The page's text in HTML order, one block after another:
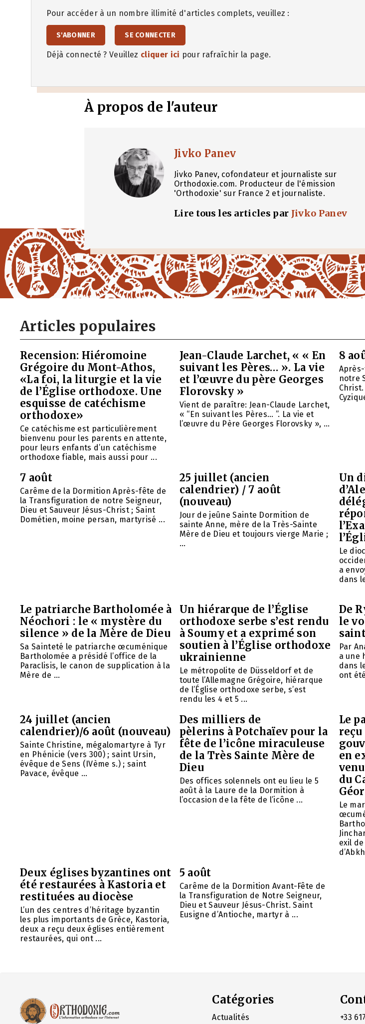
Pour accéder à un nombre illimité d'articles complets, veuillez :
S'ABONNER SE CONNECTER
Déjà connecté ? Veuillez cliquer ici pour rafraîchir la page.
À propos de l'auteur
Jivko Panev
Jivko Panev, cofondateur et journaliste sur
Orthodoxie.com. Producteur de l'émission
'Orthodoxie' sur France 2 et journaliste.
Lire tous les articles par Jivko Panev
Articles populaires
Recension: Hiéromoine
Grégoire du Mont-Athos,
«La foi, la liturgie et la vie
de l’Église orthodoxe. Une
esquisse de catéchisme
orthodoxe»
Ce catéchisme est particulièrement
bienvenu pour les parents en attente,
pour leurs enfants d’un catéchisme
orthodoxe fiable, mais aussi pour ...
Jean-Claude Larchet, « « En
suivant les Pères… ». La vie
et l’œuvre du père Georges
Florovsky »
Vient de paraître: Jean-Claude Larchet,
« “En suivant les Pères… ”. La vie et
l’œuvre du Père Georges Florovsky », ...
8
notre
7 août
Carême de la Dormition Après-fête de
la Transfiguration de notre Seigneur,
Dieu et Sauveur Jésus-Christ ; Saint
Dométien, moine persan, martyrisé ...
25 juillet (ancien
calendrier) / 7 août
(nouveau)
Jour de jeûne Sainte Dormition de
sainte Anne, mère de la Très-Sainte
Mère de Dieu et toujours vierge Marie ;
...
Un
Le
a
dans
Le patriarche Bartholomée à
Néochori : le « mystère du
silence » de la Mère de Dieu
Sa Sainteté le patriarche œcuménique
Bartholomée a présidé l’office de la
Paraclisis, le canon de supplication à la
Mère de ...
Un hiérarque de l’Église
orthodoxe serbe s’est rendu
à Soumy et a exprimé son
soutien à l’Église orthodoxe
ukrainienne
Le métropolite de Düsseldorf et de
toute l’Allemagne Grégoire, hiérarque
de l’Église orthodoxe serbe, s’est
rendu les 4 et 5 ...
De
le
Par
a une
dans
ont
24 juillet (ancien
calendrier)/6 août (nouveau)
Sainte Christine, mégalomartyre à Tyr
en Phénicie (vers 300) ; saint Ursin,
évêque de Sens (IVème s.) ; saint
Pavace, évêque ...
Des milliers de
pèlerins à Potchaïev pour la
fête de l’icône miraculeuse
de la Très Sainte Mère de
Dieu
Des offices solennels ont eu lieu le 5
août à la Laure de la Dormition à
l’occasion de la fête de l’icône ...
Le
en
du
Le
exil
Deux églises byzantines ont
été restaurées à Kastoria et
restituées au diocèse
L’un des centres d’héritage byzantin
les plus importants de Grèce, Kastoria,
deux a reçu deux églises entièrement
restaurées, qui ont ...
5 août
Carême de la Dormition Avant-Fête de
la Transfiguration de Notre Seigneur,
Dieu et Sauveur Jésus-Christ. Saint
Eusigne d’Antioche, martyr à ...
Catégories
Actualités +33